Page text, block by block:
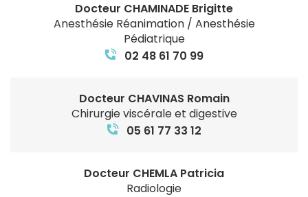
Docteur CHAMINADE Brigitte
Anesthésie Réanimation / Anesthésie
Pédiatrique
02 48 61 70 99
Docteur CHAVINAS Romain
Chirurgie viscérale et digestive
05 61 77 33 12
Docteur CHEMLA Patricia
Radiologie